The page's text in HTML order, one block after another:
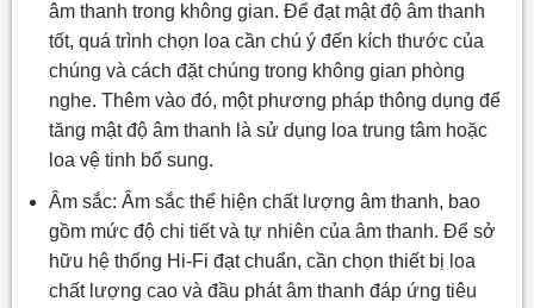
âm thanh trong không gian. Để đạt mật độ âm thanh
tốt, quá trình chọn loa cần chú ý đến kích thước của
chúng và cách đặt chúng trong không gian phòng
nghe. Thêm vào đó, một phương pháp thông dụng để
tăng mật độ âm thanh là sử dụng loa trung tâm hoặc
loa vệ tinh bổ sung.
Âm sắc: Âm sắc thể hiện chất lượng âm thanh, bao
gồm mức độ chi tiết và tự nhiên của âm thanh. Để sở
hữu hệ thống Hi-Fi đạt chuẩn, cần chọn thiết bị loa
chất lượng cao và đầu phát âm thanh đáp ứng tiêu